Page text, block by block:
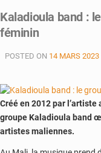
Kaladioula band :
féminin
POSTED ON 14 MARS 2023
Créé en 2012 par
groupe Kaladioula band
artistes maliennes.